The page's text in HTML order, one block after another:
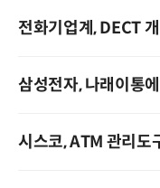
전화기업계, DECT
삼성전자, 나래이통
시스코, ATM 관리도